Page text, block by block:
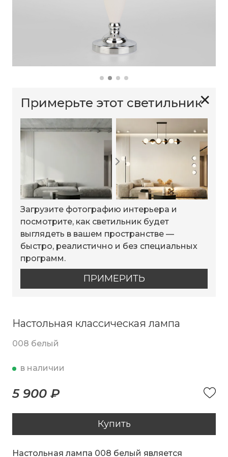
✕
Примерьте этот светильник
Загрузите фотографию интерьера и
посмотрите, как светильник будет
выглядеть в вашем пространстве —
быстро, реалистично и без специальных
программ.
ПРИМЕРИТЬ
Настольная классическая лампа
008 белый
в наличии
5 900 ₽
Купить
Настольная лампа 008 белый является